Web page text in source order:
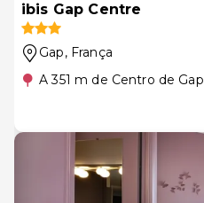
ibis Gap Centre
Gap, França
A 351 m de Centro de Gap